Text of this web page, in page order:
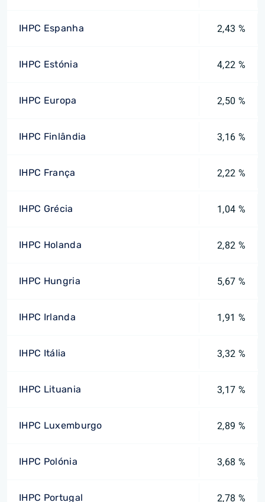
IHPC Espanha 2,43 %
IHPC Estónia 4,22 %
IHPC Europa 2,50 %
IHPC Finlândia 3,16 %
IHPC França 2,22 %
IHPC Grécia 1,04 %
IHPC Holanda 2,82 %
IHPC Hungria 5,67 %
IHPC Irlanda 1,91 %
IHPC Itália 3,32 %
IHPC Lituania 3,17 %
IHPC Luxemburgo 2,89 %
IHPC Polónia 3,68 %
IHPC Portugal 2,78 %